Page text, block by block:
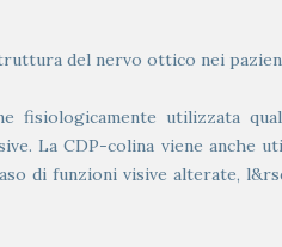
del nervo ottico nei
fisiologicamente utilizzata
La CDP-colina viene anche
di funzioni visive alterate,